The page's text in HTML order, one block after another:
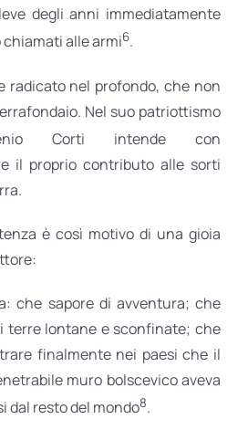
degli anni immediatamente
alle armi6.
radicato nel profondo, che non
Nel suo patriottismo
Corti intende con
il proprio contributo alle sorti
è così motivo di una gioia
che sapore di avventura; che
terre lontane e sconfinate; che
finalmente nei paesi che il
muro bolscevico aveva
dal resto del mondo8.